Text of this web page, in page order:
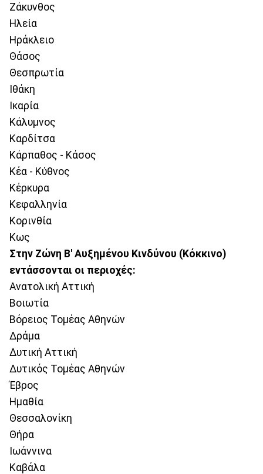
Ζάκυνθος
Ηλεία
Ηράκλειο
Θάσος
Θεσπρωτία
Ιθάκη
Ικαρία
Κάλυμνος
Καρδίτσα
Κάρπαθος - Κάσος
Κέα - Κύθνος
Κέρκυρα
Κεφαλληνία
Κορινθία
Κως
Στην Ζώνη Β' Αυξημένου Κινδύνου (Κόκκινο)
εντάσσονται οι περιοχές:
Ανατολική Αττική
Βοιωτία
Βόρειος Τομέας Αθηνών
Δράμα
Δυτική Αττική
Δυτικός Τομέας Αθηνών
Έβρος
Ημαθία
Θεσσαλονίκη
Θήρα
Ιωάννινα
Καβάλα